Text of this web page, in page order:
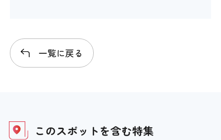
設備
×
一覧に戻る
このスポットを含む特集